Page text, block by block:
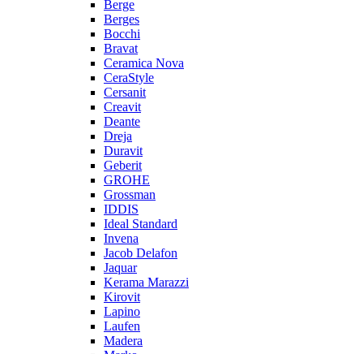
Berge
Berges
Bocchi
Bravat
Ceramica Nova
CeraStyle
Cersanit
Creavit
Deante
Dreja
Duravit
Geberit
GROHE
Grossman
IDDIS
Ideal Standard
Invena
Jacob Delafon
Jaquar
Kerama Marazzi
Kirovit
Lapino
Laufen
Madera